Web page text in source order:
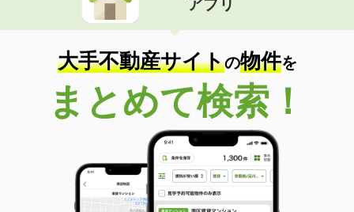
住 所
群馬県高崎市菅谷町
専有面積 33.2m²
間取り
1K
群馬県高崎市和田町
価 格
8万円
群馬県高崎市和田町
32.85m²
間取り
1DK
群馬県高崎市新保町
アプリ
大手不動産サイトの物件を
まとめて検索！